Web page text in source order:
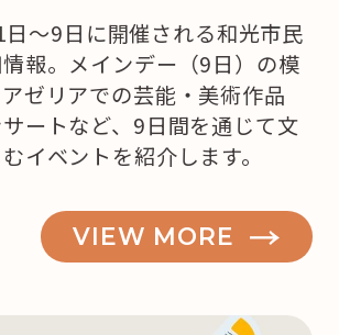
～9日に開催される和光市民
報。メインデー（9日）の模
ゼリアでの芸能・美術作品
ートなど、9日間を通じて文
イベントを紹介します。
VIEW MORE